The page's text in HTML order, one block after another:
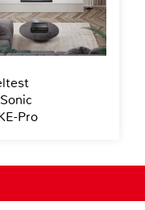
Pro